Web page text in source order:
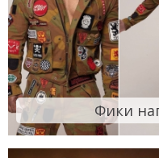
Фики